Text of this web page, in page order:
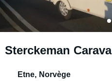
Sterckeman
Etne, Norvège